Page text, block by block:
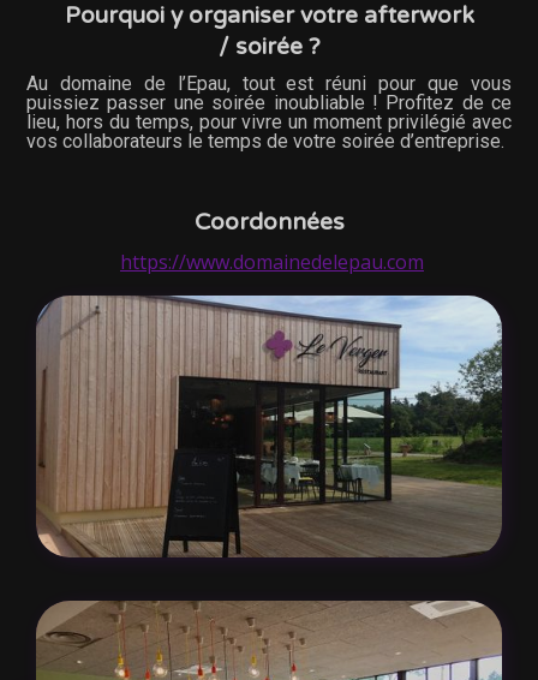
Pourquoi y organiser votre afterwork
/ soirée ?
Au domaine de l’Epau, tout est réuni pour que vous
puissiez passer une soirée inoubliable ! Profitez de ce
lieu, hors du temps, pour vivre un moment privilégié avec
vos collaborateurs le temps de votre soirée d’entreprise.
Coordonnées
https://www.domainedelepau.com